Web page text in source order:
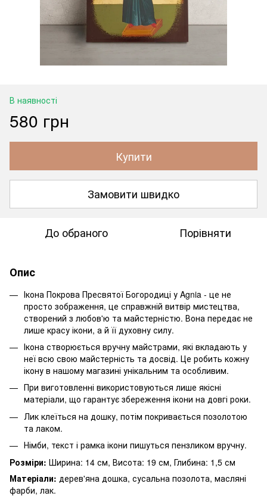
В наявності
580 грн
Купити
Замовити швидко
До обраного Порівняти
Опис
Ікона Покрова Пресвятої Богородиці у Agnia - це не
просто зображення, це справжній витвір мистецтва,
створений з любов'ю та майстерністю. Вона передає не
лише красу ікони, а й її духовну силу.
Ікона створюється вручну майстрами, які вкладають у
неї всю свою майстерність та досвід. Це робить кожну
ікону в нашому магазині унікальним та особливим.
При виготовленні використовуються лише якісні
матеріали, що гарантує збереження ікони на довгі роки.
Лик клеїться на дошку, потім покривається позолотою
та лаком.
Німби, текст і рамка ікони пишуться пензликом вручну.
Розміри: Ширина: 14 см, Висота: 19 см, Глибина: 1,5 см
Матеріали: дерев'яна дошка, сусальна позолота, масляні
фарби, лак.